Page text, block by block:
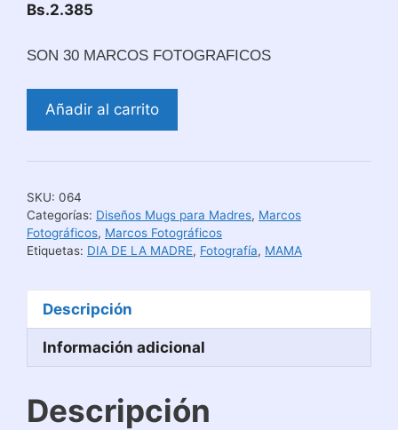
Bs.2.385
SON 30 MARCOS FOTOGRAFICOS
Marcos
Fotográficos
de
Madre
cantidad
Añadir al carrito
SKU: 064
Categorías: Diseños Mugs para Madres, Marcos
Fotográficos, Marcos Fotográficos
Etiquetas: DIA DE LA MADRE, Fotografía, MAMA
Descripción
Información adicional
Descripción